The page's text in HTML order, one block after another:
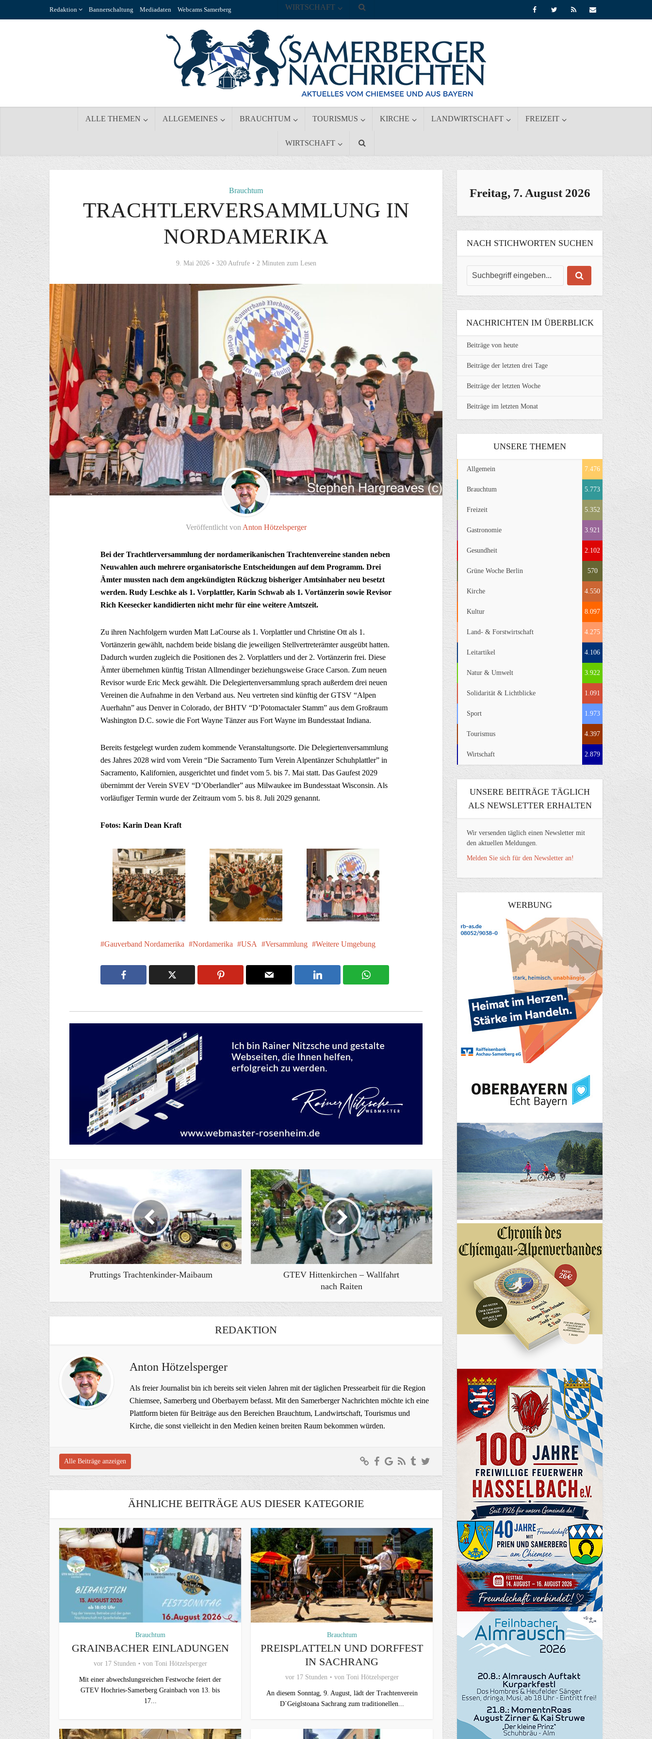
Redaktion Bannerschaltung Mediadaten Webcams Samerberg
ALLE THEMEN ALLGEMEINES BRAUCHTUM TOURISMUS KIRCHE LANDWIRTSCHAFT FREIZEIT
WIRTSCHAFT
WIRTSCHAFT
Brauchtum
TRACHTLERVERSAMMLUNG IN
NORDAMERIKA
9. Mai 2026 320 Aufrufe 2 Minuten zum Lesen
Veröffentlicht von Anton Hötzelsperger
Bei der Trachtlerversammlung der nordamerikanischen Trachtenvereine standen neben
Neuwahlen auch mehrere organisatorische Entscheidungen auf dem Programm. Drei
Ämter mussten nach dem angekündigten Rückzug bisheriger Amtsinhaber neu besetzt
werden. Rudy Leschke als 1. Vorplattler, Karin Schwab als 1. Vortänzerin sowie Revisor
Rich Keesecker kandidierten nicht mehr für eine weitere Amtszeit.
Zu ihren Nachfolgern wurden Matt LaCourse als 1. Vorplattler und Christine Ott als 1.
Vortänzerin gewählt, nachdem beide bislang die jeweiligen Stellvertreterämter ausgeübt hatten.
Dadurch wurden zugleich die Positionen des 2. Vorplattlers und der 2. Vortänzerin frei. Diese
Ämter übernehmen künftig Tristan Allmendinger beziehungsweise Grace Carson. Zum neuen
Revisor wurde Eric Meck gewählt. Die Delegiertenversammlung sprach außerdem drei neuen
Vereinen die Aufnahme in den Verband aus. Neu vertreten sind künftig der GTSV “Alpen
Auerhahn” aus Denver in Colorado, der BHTV “D’Potomactaler Stamm” aus dem Großraum
Washington D.C. sowie die Fort Wayne Tänzer aus Fort Wayne im Bundesstaat Indiana.
Bereits festgelegt wurden zudem kommende Veranstaltungsorte. Die Delegiertenversammlung
des Jahres 2028 wird vom Verein “Die Sacramento Turn Verein Alpentänzer Schuhplattler” in
Sacramento, Kalifornien, ausgerichtet und findet vom 5. bis 7. Mai statt. Das Gaufest 2029
übernimmt der Verein SVEV “D’Oberlandler” aus Milwaukee im Bundesstaat Wisconsin. Als
vorläufiger Termin wurde der Zeitraum vom 5. bis 8. Juli 2029 genannt.
Fotos: Karin Dean Kraft
Gauverband Nordamerika Nordamerika USA Versammlung Weitere Umgebung
Pruttings Trachtenkinder-Maibaum
GTEV Hittenkirchen – Wallfahrt
nach Raiten
REDAKTION
Anton Hötzelsperger
Als freier Journalist bin ich bereits seit vielen Jahren mit der täglichen Pressearbeit für die Region
Chiemsee, Samerberg und Oberbayern befasst. Mit den Samerberger Nachrichten möchte ich eine
Plattform bieten für Beiträge aus den Bereichen Brauchtum, Landwirtschaft, Tourismus und
Kirche, die sonst vielleicht in den Medien keinen breiten Raum bekommen würden.
Alle Beiträge anzeigen
ÄHNLICHE BEITRÄGE AUS DIESER KATEGORIE
Brauchtum
GRAINBACHER EINLADUNGEN
vor 17 Stunden von Toni Hötzelsperger
Mit einer abwechslungsreichen Festwoche feiert der
GTEV Hochries-Samerberg Grainbach von 13. bis
17...
Brauchtum
PREISPLATTELN UND DORFFEST
IN SACHRANG
vor 17 Stunden von Toni Hötzelsperger
An diesem Sonntag, 9. August, lädt der Trachtenverein
D`Geiglstoana Sachrang zum traditionellen...
Freitag, 7. August 2026
NACH STICHWORTEN SUCHEN
NACHRICHTEN IM ÜBERBLICK
Beiträge von heute
Beiträge der letzten drei Tage
Beiträge der letzten Woche
Beiträge im letzten Monat
UNSERE THEMEN
Allgemein 7.476
Brauchtum 5.773
Freizeit 5.352
Gastronomie 3.921
Gesundheit 2.102
Grüne Woche Berlin 570
Kirche 4.550
Kultur 8.097
Land- & Forstwirtschaft 4.275
Leitartikel 4.106
Natur & Umwelt 3.922
Solidarität & Lichtblicke 1.091
Sport 1.973
Tourismus 4.397
Wirtschaft 2.879
UNSERE BEITRÄGE TÄGLICH
ALS NEWSLETTER ERHALTEN
Wir versenden täglich einen Newsletter mit
den aktuellen Meldungen.
Melden Sie sich für den Newsletter an!
WERBUNG